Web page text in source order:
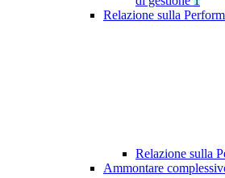
Relazione sulla
Relazione sulla
Ammontare